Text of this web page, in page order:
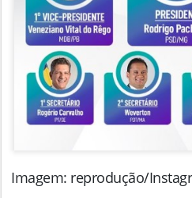
Imagem: reprodução/